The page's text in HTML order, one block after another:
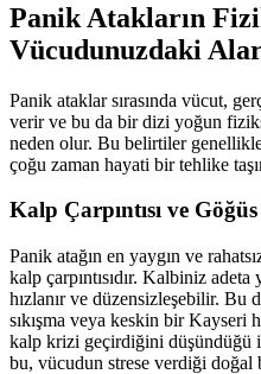
Panik Atakların
Vücudunuzdaki
Panik ataklar sırasında vücut,
verir ve bu da bir dizi yoğun
neden olur. Bu belirtiler
çoğu zaman hayati bir tehlike
Kalp Çarpıntısı ve Göğüs
Panik atağın en yaygın ve
kalp çarpıntısıdır. Kalbiniz
hızlanır ve düzensizleşebilir. Bu
sıkışma veya keskin bir
kalp krizi geçirdiğini düşündüğü
bu, vücudun strese verdiği doğal